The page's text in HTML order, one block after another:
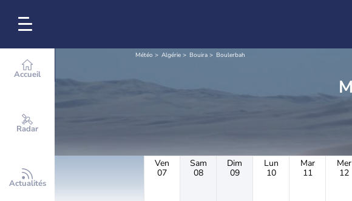
Accueil
Radar
Actualités
Météo Algérie Bouira Boulerbah
Ven
07
Sam
08
Dim
09
Lun
10
Mar
11
Mer
12